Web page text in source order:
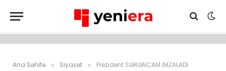
Ana Səhifə » Siyasət » Prezident SƏRƏNCAM İMZALADI